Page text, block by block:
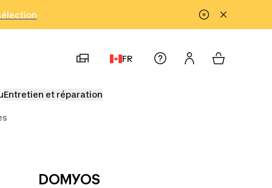
FR
Entretien et réparation
DOMYOS